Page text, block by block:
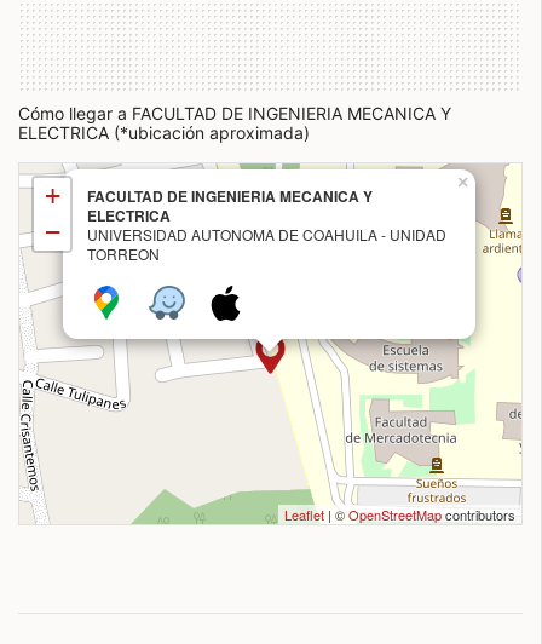
Cómo llegar a FACULTAD DE INGENIERIA MECANICA Y
ELECTRICA (*ubicación aproximada)
FACULTAD DE INGENIERIA MECANICA Y
ELECTRICA
UNIVERSIDAD AUTONOMA DE COAHUILA - UNIDAD
TORREON
×
+
−
Leaflet | ©OpenStreetMapcontributors